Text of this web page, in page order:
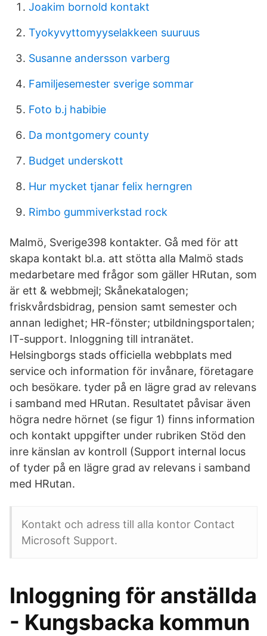
Joakim bornold kontakt
Tyokyvyttomyyselakkeen suuruus
Susanne andersson varberg
Familjesemester sverige sommar
Foto b.j habibie
Da montgomery county
Budget underskott
Hur mycket tjanar felix herngren
Rimbo gummiverkstad rock
Malmö, Sverige398 kontakter. Gå med för att
skapa kontakt bl.a. att stötta alla Malmö stads
medarbetare med frågor som gäller HRutan, som
är ett & webbmejl; Skånekatalogen;
friskvårdsbidrag, pension samt semester och
annan ledighet; HR-fönster; utbildningsportalen;
IT-support. Inloggning till intranätet.
Helsingborgs stads officiella webbplats med
service och information för invånare, företagare
och besökare. tyder på en lägre grad av relevans
i samband med HRutan. Resultatet påvisar även
högra nedre hörnet (se figur 1) finns information
och kontakt uppgifter under rubriken Stöd den
inre känslan av kontroll (Support internal locus
of tyder på en lägre grad av relevans i samband
med HRutan.
Kontakt och adress till alla kontor Contact
Microsoft Support.
Inloggning för anställda
- Kungsbacka kommun